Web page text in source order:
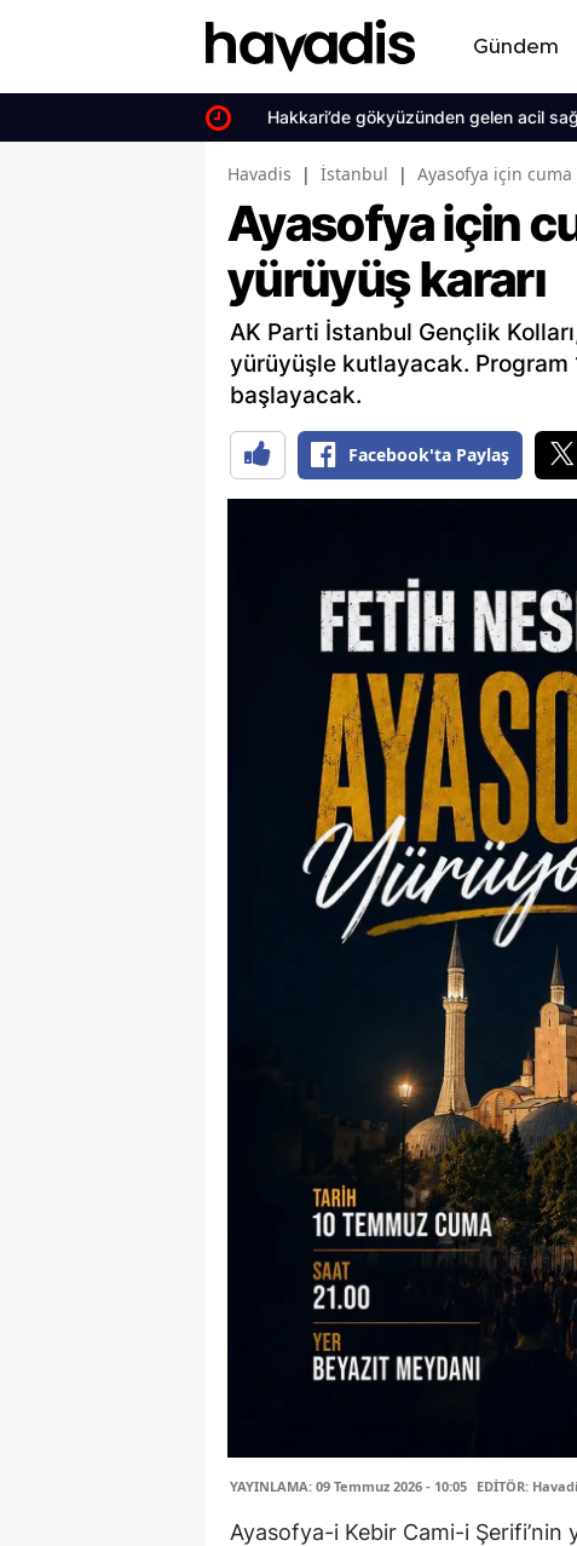
Gündem
Hakkari’de gökyüzünden gelen acil sağlık
Havadis | İstanbul | Ayasofya için cuma
Ayasofya için
yürüyüş kararı
AK Parti İstanbul Gençlik
yürüyüşle kutlayacak. Program
başlayacak.
Facebook'ta Paylaş
YAYINLAMA: 09 Temmuz 2026 - 10:05 EDİTÖR:
Ayasofya-i Kebir Cami-i Şerifi’nin